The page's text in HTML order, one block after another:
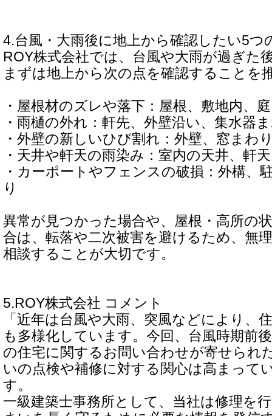
4.台風・大雨後に地上から確認したい5つ
ROY株式会社では、台風や大雨が過ぎた
まずは地上から次の点を確認することを
・屋根材のズレや落下：屋根、敷地内、
・雨樋の外れ：軒先、外壁沿い、集水器
・外壁の新しいひび割れ：外壁、窓まわ
・天井や軒天の雨染み：室内の天井、軒
・カーポートやフェンスの破損：外構、
り
異常が見つかった場合や、屋根・高所の
合は、転落や二次被害を避けるため、無
相談することが大切です。
5.ROY株式会社 コメント
「近年は台風や大雨、突風などにより、
も多様化しています。今回、台風時期前
の住宅に関するお問い合わせが寄せられ
いの点検や補修に対する関心は高まって
す。
一級建築士事務所として、当社は修理を